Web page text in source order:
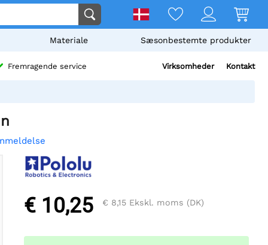
Materiale Sæsonbestemte produkter
Fremragende service Virksomheder Kontakt
€ 10,25 € 8,15 Ekskl. moms (DK)